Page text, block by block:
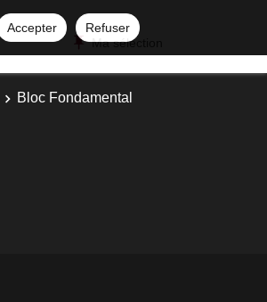
Accepter
Refuser
Ma sélection
Bloc Fondamental